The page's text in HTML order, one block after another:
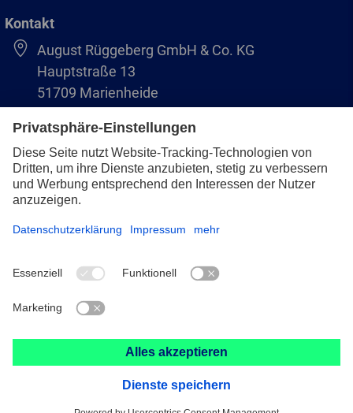
Kontakt
August Rüggeberg GmbH & Co. KG
Hauptstraße 13
51709 Marienheide
+49 2264 9-0
info@pferd.com
+49 2264 9-400
Datenschutz
AVB
© 2026 August Rüggeberg GmbH & Co. KG